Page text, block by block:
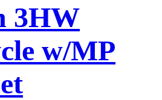
3HW
w/MP